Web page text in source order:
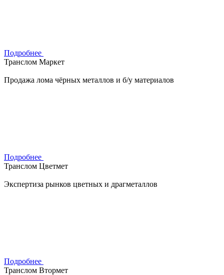
Подробнее
Транслом Маркет
Продажа лома чёрных металлов и б/у материалов
Подробнее
Транслом Цветмет
Экспертиза рынков цветных и драгметаллов
Подробнее
Транслом Втормет